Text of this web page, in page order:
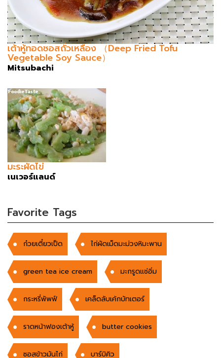
เต้าหู้ทอดซอสถั่วเหลือง （Deep Fried Tofu
Vegetable Soy Sauce）
Mitsubachi
มะระผัดไข่
เนเวอร์แลนด์
Favorite Tags
ก๋วยเตี๋ยวเป็ด ไก่ผัดเม็ดมะม่วงหิมะพาน
green tea ice cream มะกรูดแช่อิ่ม
กระหรี่พัพฟ์ เคล็ดลับเค้กบัทเตอร์
ราดหน้าฟองเต้าหู้ butter cookies
ซอสข้าวมันไก่ บาร์บิคิว